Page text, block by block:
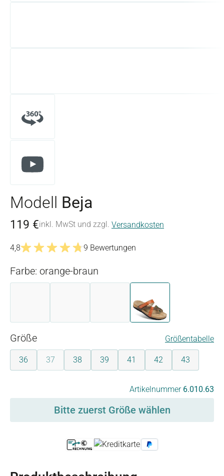
Modell Beja
119 €inkl. MwSt und zzgl. Versandkosten
4,8
9 Bewertungen
Farbe: orange-braun
(Diese Option ist zurzeit nicht verfügbar.)
(Diese Option ist zurzeit nicht verfügbar.)
multicolor
(Diese Option ist zurzeit nicht
orange-braun
Größeauswählen Größentabelle
36 37(Diese Option ist zurzeit nicht verfügbar.)
38 39 41 42 43
Artikelnummer 6.010.63
Bitte zuerst Größe wählen